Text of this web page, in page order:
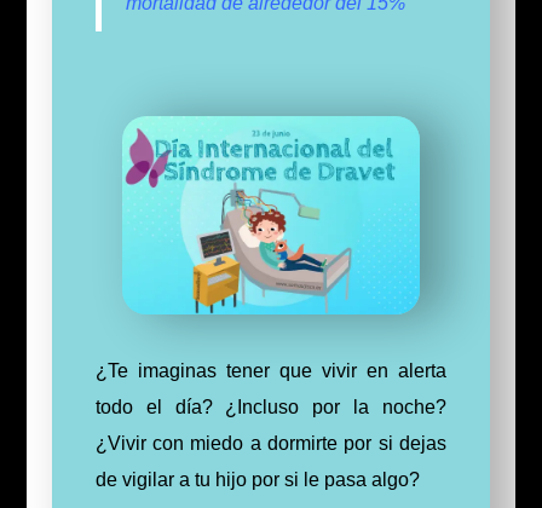
¿Te imaginas tener que vivir en alerta
todo el día? ¿Incluso por la noche?
¿Vivir con miedo a dormirte por si dejas
de vigilar a tu hijo por si le pasa algo?